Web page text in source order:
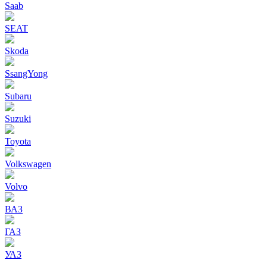
Saab
SEAT
Skoda
SsangYong
Subaru
Suzuki
Toyota
Volkswagen
Volvo
ВАЗ
ГАЗ
УАЗ